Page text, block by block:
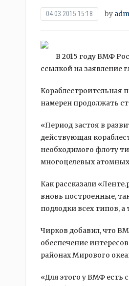
04.03.2015 15:18 by
В 2015 году ВМФ
ссылкой на заявление
Кораблестроительная
намерен продолжать
«Период застоя в
действующая
необходимого флоту
многоцелевых
Как рассказали
вновь построенные,
подлодки всех типов,
Чирков добавил, что
обеспечение
районах Мирового
«Для этого у ВМФ